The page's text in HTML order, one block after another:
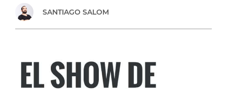
5.000
SANTIAGO SALOM